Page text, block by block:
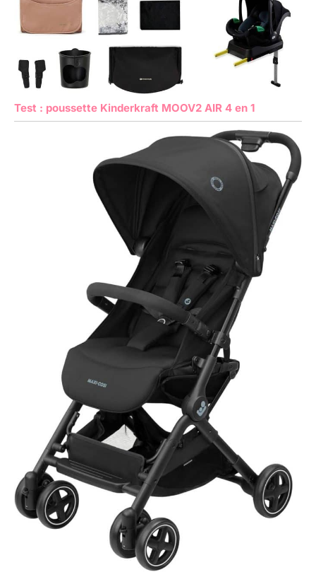
Test : poussette Kinderkraft MOOV2 AIR 4 en 1